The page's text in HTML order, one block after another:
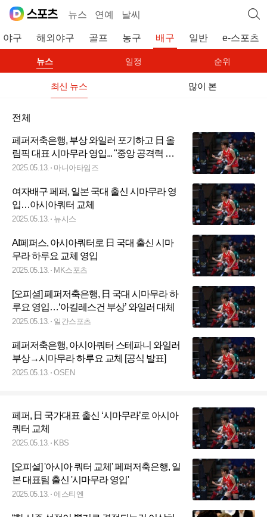
뉴스 연예 날씨
야구 해외야구 골프 농구 배구 일반 e-스포츠
뉴스 일정 순위
최신 뉴스 많이 본
전체
페퍼저축은행, 부상 와일러 포기하고 日 올
림픽 대표 시마무라 영입... "중앙 공격력 기
대"
2025.05.13. 마니아타임즈
여자배구 페퍼, 일본 국대 출신 시마무라 영
입…아시아쿼터 교체
2025.05.13. 뉴시스
AI페퍼스, 아시아쿼터로 日 국대 출신 시마
무라 하루요 교체 영입
2025.05.13. MK스포츠
[오피셜] 페퍼저축은행, 日 국대 시마무라 하
루요 영입…‘아킬레스건 부상’ 와일러 대체
2025.05.13. 일간스포츠
페퍼저축은행, 아시아쿼터 스테파니 와일러
부상→시마무라 하루요 교체 [공식 발표]
2025.05.13. OSEN
페퍼, 日 국가대표 출신 ‘시마무라’로 아시아
쿼터 교체
2025.05.13. KBS
[오피셜] '아시아 쿼터 교체' 페퍼저축은행, 일
본 대표팀 출신 '시마무라 영입'
2025.05.13. 에스티엔